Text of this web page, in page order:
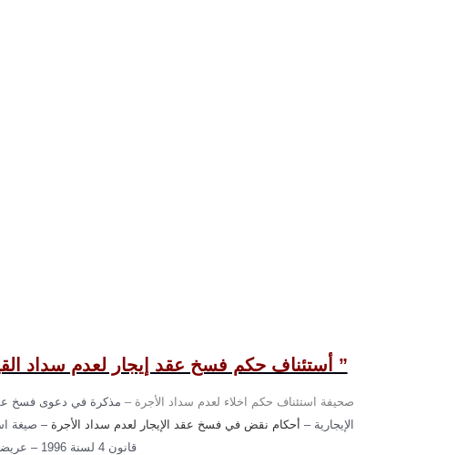
” أستئناف حكم فسخ عقد إيجار لعدم سداد
صحيفة استئناف حكم اخلاء لعدم سداد الأجرة –مذكرة في دعوى فسخ عقد
الإيجارية – أحكام نقض في فسخ عقد الإيجار لعدم سداد الأجرة – صيغة
قانون 4 لسنة 1996 – عريضة استئناف حكم ايجارات